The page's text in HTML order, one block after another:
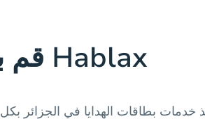
قم بتنزيل تطبيق Hablax